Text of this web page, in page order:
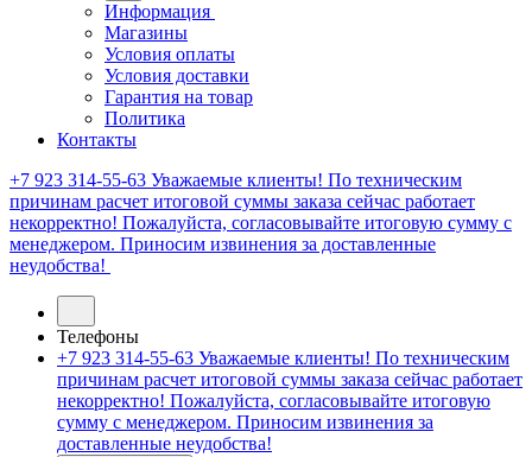
Информация
Магазины
Условия оплаты
Условия доставки
Гарантия на товар
Политика
Контакты
+7 923 314-55-63 Уважаемые клиенты! По техническим
причинам расчет итоговой суммы заказа сейчас работает
некорректно! Пожалуйста, согласовывайте итоговую сумму с
менеджером. Приносим извинения за доставленные
неудобства!
Телефоны
+7 923 314-55-63 Уважаемые клиенты! По техническим
причинам расчет итоговой суммы заказа сейчас работает
некорректно! Пожалуйста, согласовывайте итоговую
сумму с менеджером. Приносим извинения за
доставленные неудобства!